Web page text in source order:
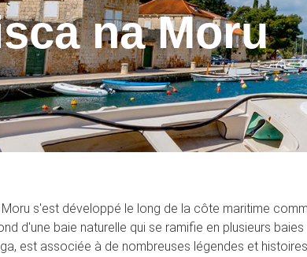
na Moru
s'est développé le long de la côte maritime
d'une baie naturelle qui se ramifie en plusieurs
est associée à de nombreuses légendes et